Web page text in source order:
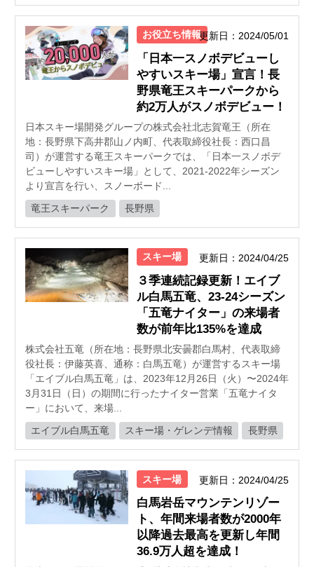
お役立ち情報更新日：2024/05/01
「日本一スノボデビューし
やすいスキー場」宣言！長
野県竜王スキーパークから
約2万人がスノボデビュー！
日本スキー場開発グループの株式会社北志賀竜王（所在
地：長野県下高井郡山ノ内町、代表取締役社長：西口昌
司）が運営する竜王スキーパークでは、「日本一スノボデ
ビューしやすいスキー場」として、2021‐2022年シーズン
より宣言を行い、スノーボード...
竜王スキーパーク 長野県
スキー場 更新日：2024/04/25
３季連続記録更新！エイブ
ル白馬五竜、23-24シーズン
「五竜ナイター」の来場者
数が前年比135%を達成
株式会社五竜（所在地：長野県北安曇郡白馬村、代表取締
役社長：伊藤英喜、通称：白馬五竜）が運営するスキー場
「エイブル白馬五竜」は、2023年12月26日（火）〜2024年
3月31日（日）の期間に行ったナイター営業「五竜ナイタ
ー」において、来場...
エイブル白馬五竜 スキー場・ゲレンデ情報 長野県
スキー場 更新日：2024/04/25
白馬岩岳マウンテンリゾー
ト、年間来場者数が2000年
以降過去最高を更新し年間
36.9万人超を達成！